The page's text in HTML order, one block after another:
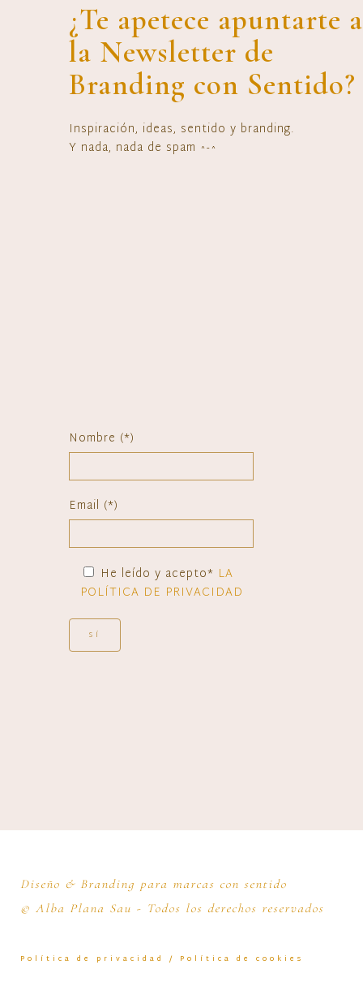
¿Te apetece apuntarte a
la Newsletter de
Branding con Sentido?
Inspiración, ideas, sentido y branding.
Y nada, nada de spam ^-^
Nombre (*)
Email (*)
He leído y acepto* LA
POLÍTICA DE PRIVACIDAD
Diseño & Branding para marcas con sentido
© Alba Plana Sau - Todos los derechos reservados
Política de privacidad / Política de cookies